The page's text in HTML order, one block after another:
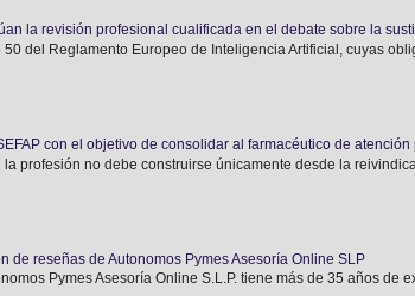
la revisión profesional cualificada en el debate sobre la
del Reglamento Europeo de Inteligencia Artificial, cuyas
con el objetivo de consolidar al farmacéutico de
profesión no debe construirse únicamente desde la
de reseñas de Autonomos Pymes Asesoría Online SLP
Pymes Asesoría Online S.L.P. tiene más de 35 años de